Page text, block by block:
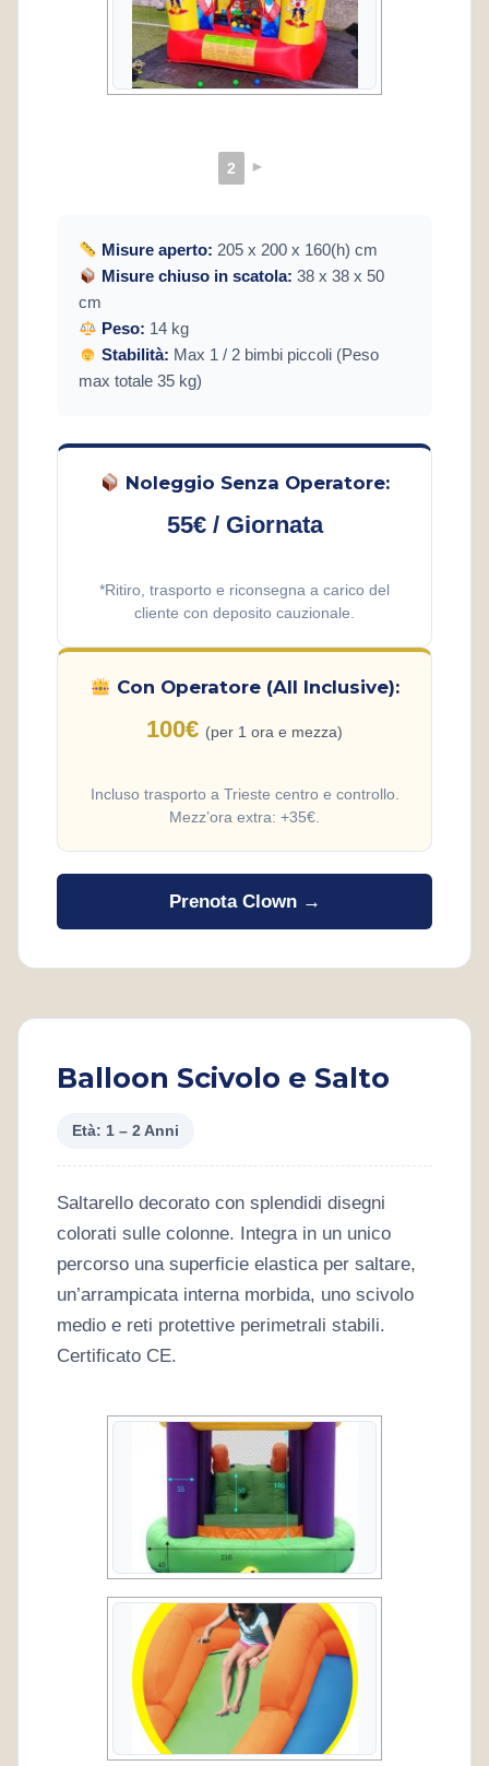
2 ►
Misure aperto: 205 x 200 x 160(h) cm
Misure chiuso in scatola: 38 x 38 x 50
cm
Peso: 14 kg
Stabilità: Max 1 / 2 bimbi piccoli (Peso
max totale 35 kg)
Noleggio Senza Operatore:
55€ / Giornata
*Ritiro, trasporto e riconsegna a carico del
cliente con deposito cauzionale.
Con Operatore (All Inclusive):
100€ (per 1 ora e mezza)
Incluso trasporto a Trieste centro e controllo.
Mezz’ora extra: +35€.
Prenota Clown →
Balloon Scivolo e Salto
Età: 1 – 2 Anni
Saltarello decorato con splendidi disegni
colorati sulle colonne. Integra in un unico
percorso una superficie elastica per saltare,
un’arrampicata interna morbida, uno scivolo
medio e reti protettive perimetrali stabili.
Certificato CE.